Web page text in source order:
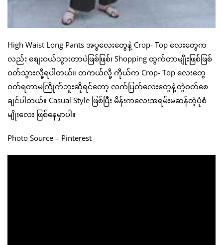
High Waist Long Pants အပွလေးတွေနဲ့ Crop- Top လေးတွေက
လည်း စျေးဝယ်သွားတာပဲဖြစ်ဖြစ်၊ Shopping ထွက်တာမျိုးဖြစ်ဖြစ်
ဝတ်သွားလို့ရပါတယ်။ တကယ်လို့ ကိုယ်က Crop- Top လေးတွေ
ဝတ်ရတာမကြိုက်ဘူးဆိုရင်တော့ လက်ပြတ်လေးတွေနဲ့တွဲဝတ်စေ
ချင်ပါတယ်။ Casual Style ဖြစ်ပြီး မိန်းကလေးအရမ်းမဆန်တဲ့ပုံစံ
မျိုးလေး ဖြစ်နေမှာပါ။
Photo Source – Pinterest